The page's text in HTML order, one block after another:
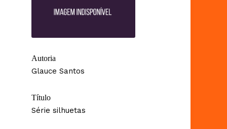
Autoria
Glauce Santos
Título
Série silhuetas